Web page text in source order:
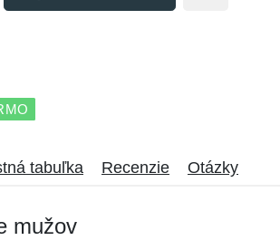
tabuľka Recenzie Otázky
mužov